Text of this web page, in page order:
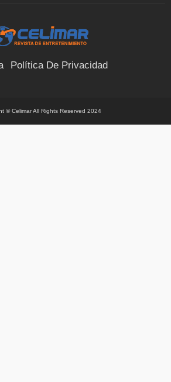
Política De Privacidad
© Celimar All Rights Reserved 2024